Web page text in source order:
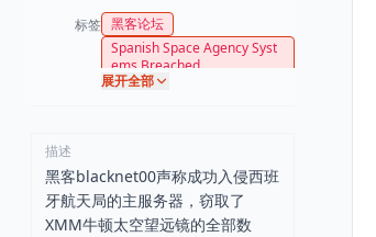
标签 黑客论坛
Spanish Space Agency Syst
ems Breached
展开全部
描述
黑客blacknet00声称成功入侵西班
牙航天局的主服务器，窃取了
XMM牛顿太空望远镜的全部数